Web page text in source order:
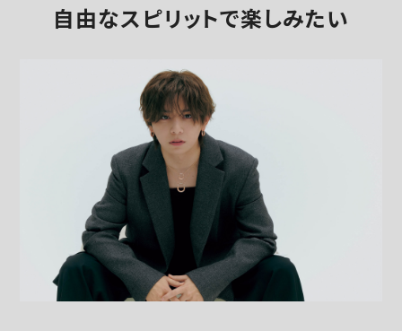
自由なスピリットで楽しみたい